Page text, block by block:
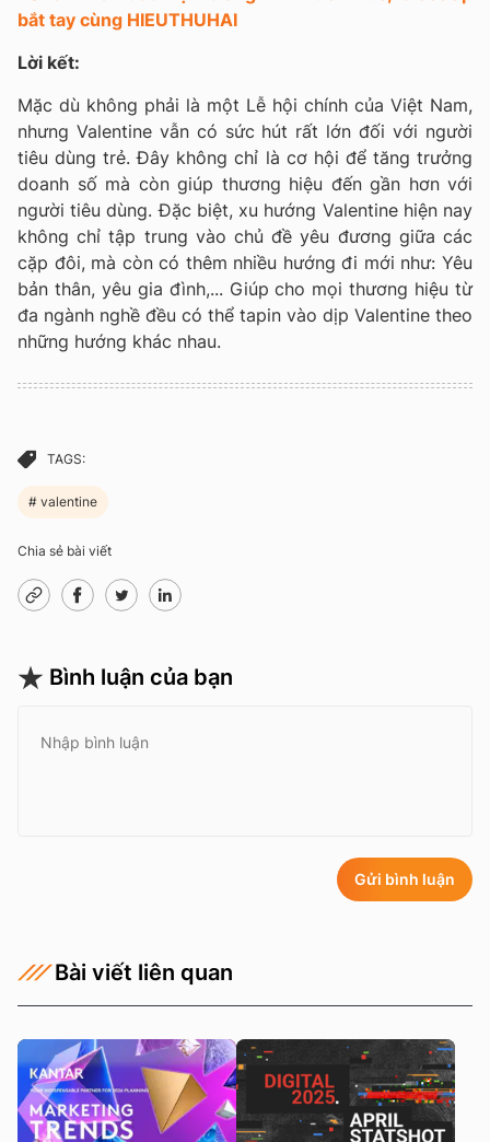
bắt tay cùng HIEUTHUHAI
Lời kết:
Mặc dù không phải là một Lễ hội chính của Việt Nam,
nhưng Valentine vẫn có sức hút rất lớn đối với người
tiêu dùng trẻ. Đây không chỉ là cơ hội để tăng trưởng
doanh số mà còn giúp thương hiệu đến gần hơn với
người tiêu dùng. Đặc biệt, xu hướng Valentine hiện nay
không chỉ tập trung vào chủ đề yêu đương giữa các
cặp đôi, mà còn có thêm nhiều hướng đi mới như: Yêu
bản thân, yêu gia đình,... Giúp cho mọi thương hiệu từ
đa ngành nghề đều có thể tapin vào dịp Valentine theo
những hướng khác nhau.
TAGS:
valentine
Chia sẻ bài viết
Bình luận của bạn
Gửi bình luận
Bài viết liên quan